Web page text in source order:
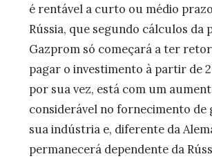
é rentável a curto ou médio
Rússia, que segundo cálculos da
Gazprom só começará a ter
pagar o investimento à partir de
por sua vez, está com um
considerável no fornecimento de
sua indústria e, diferente da
permanecerá dependente da